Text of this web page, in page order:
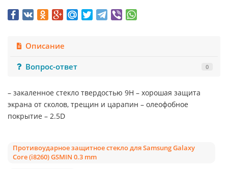
Описание
Вопрос-ответ
0
– закаленное стекло твердостью 9Н – хорошая защита
экрана от сколов, трещин и царапин – олеофобное
покрытие – 2.5D
Противоударное защитное стекло для Samsung Galaxy
Core (i8260) GSMIN 0.3 mm